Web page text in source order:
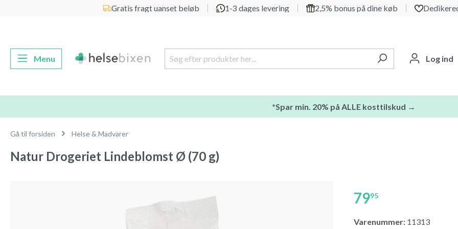
Gå til hovednavigationGratis fragt uanset beløb 1-3 dages levering 2,5% bonus på dine køb
Menu Log ind
*Spar min. 20% på ALLE kosttilskud →
Gå til forsiden Helse & Madvarer
Natur Drogeriet Lindeblomst Ø (70 g)
7995
Varenummer: 11313